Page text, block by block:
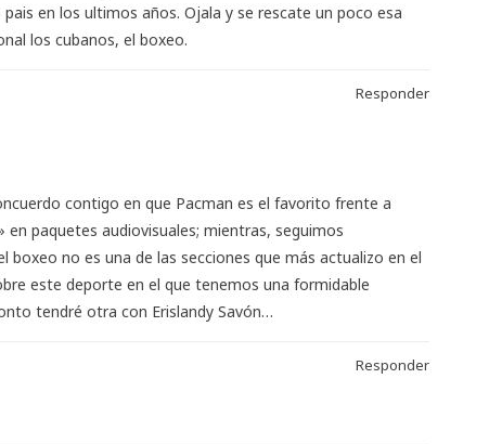
en los ultimos años. Ojala y se rescate un poco esa
los cubanos, el boxeo.
Responder
contigo en que Pacman es el favorito frente a
paquetes audiovisuales; mientras, seguimos
boxeo no es una de las secciones que más actualizo en el
este deporte en el que tenemos una formidable
tendré otra con Erislandy Savón…
Responder